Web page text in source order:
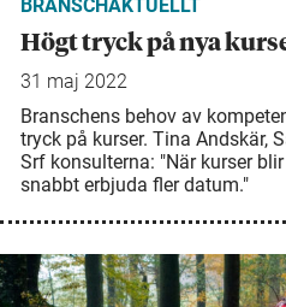
BRANSCHAKTUELLT
Högt tryck på nya
31 maj 2022
Branschens behov av
tryck på kurser. Tina Andskär,
Srf konsulterna: "När kurser
snabbt erbjuda fler datum."